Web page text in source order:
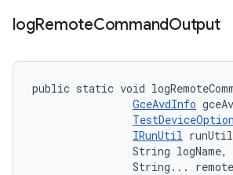
logRemoteCommandOutput
public static void
GceAvdInfo
IRunUtil
                String logName,
String...